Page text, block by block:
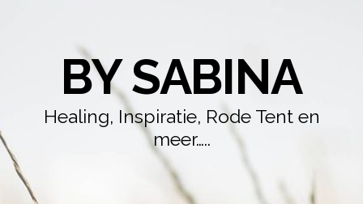
BY SABINA
Healing, Inspiratie, Rode Tent en
meer…..